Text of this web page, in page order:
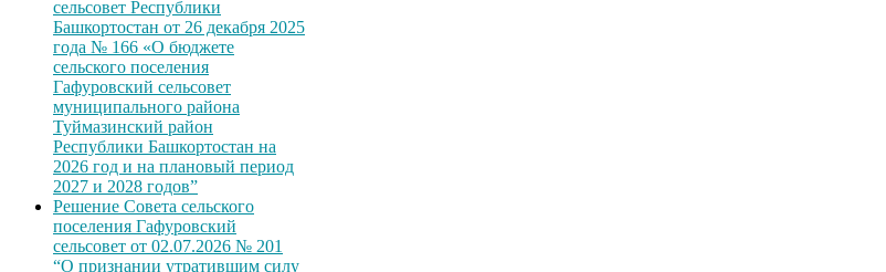
сельсовет Республики
Башкортостан от 26 декабря 2025
года № 166 «О бюджете
сельского поселения
Гафуровский сельсовет
муниципального района
Туймазинский район
Республики Башкортостан на
2026 год и на плановый период
2027 и 2028 годов”
Решение Совета сельского
поселения Гафуровский
сельсовет от 02.07.2026 № 201
“О признании утратившим силу